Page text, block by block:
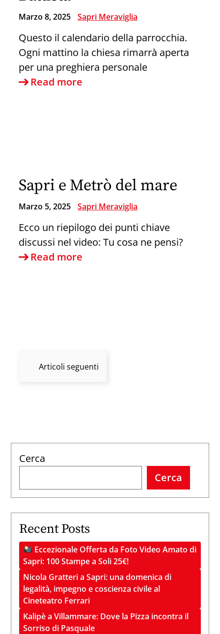
Marzo 8, 2025 Sapri Meraviglia
Questo il calendario della parrocchia.
Ogni mattino la chiesa rimarrà aperta
per una preghiera personale
Read more
Sapri e Metrò del mare
Marzo 5, 2025 Sapri Meraviglia
Ecco un riepilogo dei punti chiave
discussi nel video: Tu cosa ne pensi?
Read more
Articoli seguenti
Cerca
Cerca
Recent Posts
Eccezionale Offerta da Foto Video Amato di
Sapri: 100 Stampe a Soli 25€!
Nicola Gratteri a Sapri: una domenica di
legalità, impegno e coscienza civile al
Cineteatro Ferrari
Kalipè a Villammare: Dove la Pizza incontra il
Sorriso di Pasquale